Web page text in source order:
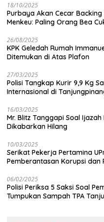
18/10/2025
Purbaya Akan Cecar Backing
Menkeu: Paling Orang Bea
26/08/2025
KPK Geledah Rumah
Ditemukan di Atas Plafon
27/03/2025
Polisi Tangkap Kurir 9,9 Kg
Internasional di
16/03/2025
Mr. Blitz Tanggapi Soal
Dikabarkan Hilang
10/03/2025
Serikat Pekerja Pertamina
Pemberantasan Korupsi dan
06/02/2025
Polisi Periksa 5 Saksi Soal
Tumpukan Sampah TPA